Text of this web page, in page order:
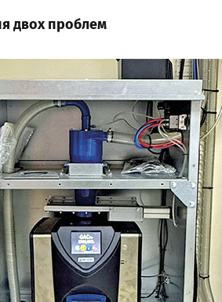
двох проблем